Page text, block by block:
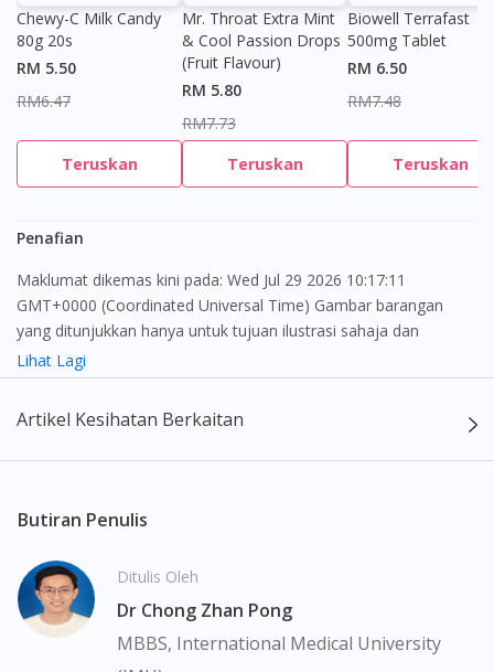
Chewy-C Milk Candy
80g 20s
RM 5.50
RM6.47
Teruskan
Mr. Throat Extra Mint
& Cool Passion Drops
(Fruit Flavour)
RM 5.80
RM7.73
Teruskan
Biowell Terrafast
500mg Tablet
RM 6.50
RM7.48
Teruskan
Penafian
Maklumat dikemas kini pada: Wed Jul 29 2026 10:17:11
GMT+0000 (Coordinated Universal Time) Gambar barangan
yang ditunjukkan hanya untuk tujuan ilustrasi sahaja dan
mungkin tidak seperti produk yang sebenar
maklumat sahaja, bagi kegunaan para pengamal perubatan dan
bukan bertujuan sebagai rujukan kepada pengguna untuk
seorang pengamal perubatan. Keberkesanan dan kesan
pengguna dengan pengguna yang lain. Kami tidak menyarankan
pengguna untuk membuat diagnosis atau rawatan sendiri.
Pesakit haruslah sentiasa mendapatkan nasihat daripada doktor
atau ahli farmasi bertauliah sebelum mengambil atau
menggunakan sebarang ubat-ubatan. Isi kandungan laman web
Lihat Lagi
Artikel Kesihatan Berkaitan
Butiran Penulis
Ditulis Oleh
Dr Chong Zhan Pong
MBBS, International Medical University